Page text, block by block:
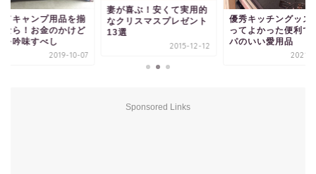
てキャンプ用品を揃
なら！お金のかけど
を吟味すべし
2019-10-07
妻が喜ぶ！安くて実用的
なクリスマスプレゼント
13選
2015-12-12
優秀キッチングッズ
ってよかった便利で
パのいい愛用品
2021-
Sponsored Links